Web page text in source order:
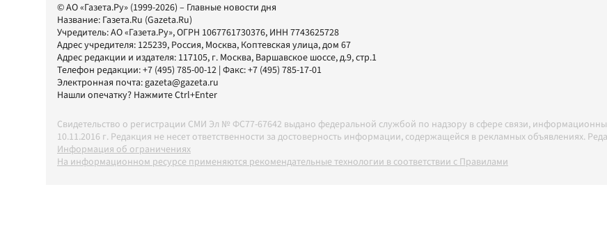
© АО «Газета.Ру» (1999-2026) – Главные новости дня
Название: Газета.Ru (Gazeta.Ru)
Учредитель:АО «Газета.Ру», ОГРН 1067761730376, ИНН 7743625728
Адрес учредителя: 125239, Россия, Москва, Коптевская улица, дом 67
Адрес редакции и издателя: 117105, г. Москва, Варшавское шоссе, д.9, стр.1
Телефон редакции:+7 (495) 785-00-12 | Факс:+7 (495) 785-17-01
Электронная почта:gazeta@gazeta.ru
Нашли опечатку? Нажмите Ctrl+Enter
Свидетельство о регистрации СМИ Эл № ФС77-67642 выдано федеральной службой по надзору в сфере связи,
10.11.2016 г. Редакция не несет ответственности за достоверность информации, содержащейся в рекламных объявлениях.
Информация об ограничениях
На информационном ресурсе применяются рекомендательные технологии в соответствии с Правилами